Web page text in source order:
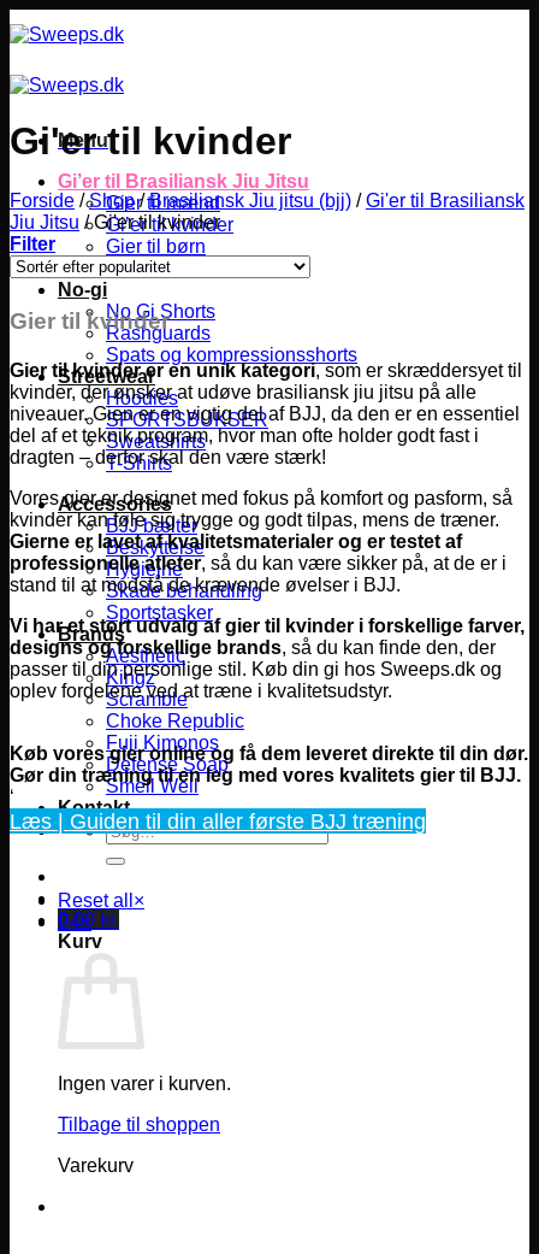
til
Menu
Gi’er til Brasiliansk Jiu Jitsu
Gier til mænd
Gi’er til kvinder
Gier til børn
BJJ bælter
No-gi
No Gi Shorts
Rashguards
Spats og kompressionsshorts
Streetwear
Hoodies
SPORTSBUKSER
Sweatshirts
T-Shirts
Accessories
BJJ bælter
Beskyttelse
Hygiejne
Skade behandling
Sportstasker
Brands
Aesthetic
Kingz
Scramble
Choke Republic
Fuji Kimonos
Defense Soap
Smell Well
Kontakt
Søg
efter:
0,00 kr.
Kurv
Ingen varer i kurven.
Tilbage til shoppen
Varekurv
Gi'er til kvinder
Forside / Shop / Brasiliansk Jiu jitsu (bjj) / Gi'er til Brasiliansk
Jiu Jitsu /Gi'er til kvinder
Filter
Gier til kvinder
Gier til kvinder er en unik kategori, som er skræddersyet til
kvinder, der ønsker at udøve brasiliansk jiu jitsu på alle
niveauer. Gien er en vigtig del af BJJ, da den er en essentiel
del af et teknik program, hvor man ofte holder godt fast i
dragten – derfor skal den være stærk!
Vores gier er designet med fokus på komfort og pasform, så
kvinder kan føle sig trygge og godt tilpas, mens de træner.
Gierne er lavet af kvalitetsmaterialer og er testet af
professionelle atleter, så du kan være sikker på, at de er i
stand til at modstå de krævende øvelser i BJJ.
Vi har et stort udvalg af gier til kvinder i forskellige farver,
designs og forskellige brands, så du kan finde den, der
passer til din personlige stil. Køb din gi hos Sweeps.dk og
oplev fordelene ved at træne i kvalitetsudstyr.
Køb vores gier online og få dem leveret direkte til din dør.
Gør din træning til en leg med vores kvalitets gier til BJJ.
‘
Læs | Guiden til din aller første BJJ træning
Reset all ×
F4×